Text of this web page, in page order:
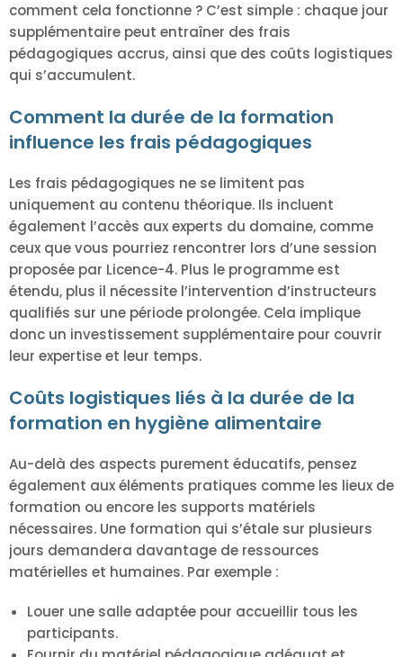
comment cela fonctionne ? C’est simple : chaque jour
supplémentaire peut entraîner des frais
pédagogiques accrus, ainsi que des coûts logistiques
qui s’accumulent.
Comment la durée de la formation
influence les frais pédagogiques
Les frais pédagogiques ne se limitent pas
uniquement au contenu théorique. Ils incluent
également l’accès aux experts du domaine, comme
ceux que vous pourriez rencontrer lors d’une session
proposée par Licence-4. Plus le programme est
étendu, plus il nécessite l’intervention d’instructeurs
qualifiés sur une période prolongée. Cela implique
donc un investissement supplémentaire pour couvrir
leur expertise et leur temps.
Coûts logistiques liés à la durée de la
formation en hygiène alimentaire
Au-delà des aspects purement éducatifs, pensez
également aux éléments pratiques comme les lieux de
formation ou encore les supports matériels
nécessaires. Une formation qui s’étale sur plusieurs
jours demandera davantage de ressources
matérielles et humaines. Par exemple :
Louer une salle adaptée pour accueillir tous les
participants.